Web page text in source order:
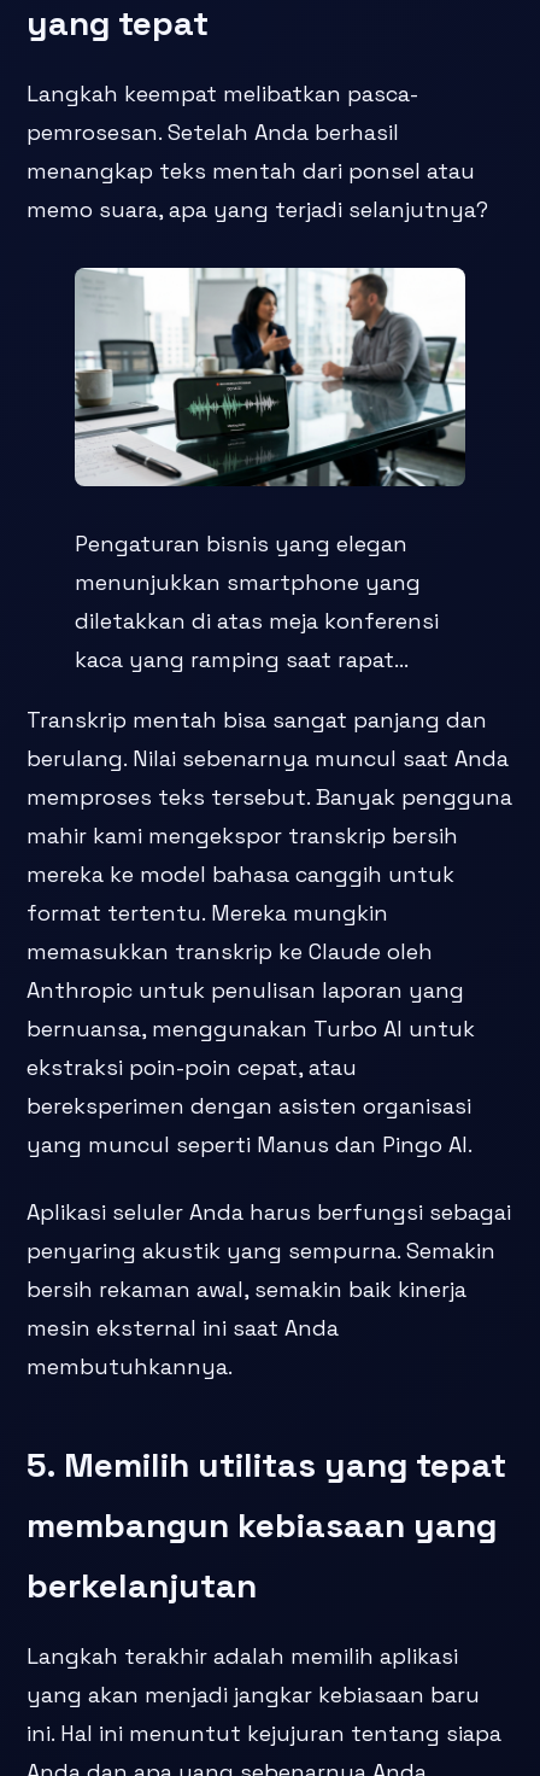
yang tepat
Langkah keempat melibatkan pasca-
pemrosesan. Setelah Anda berhasil
menangkap teks mentah dari ponsel atau
memo suara, apa yang terjadi selanjutnya?
Pengaturan bisnis yang elegan
menunjukkan smartphone yang
diletakkan di atas meja konferensi
kaca yang ramping saat rapat...
Transkrip mentah bisa sangat panjang dan
berulang. Nilai sebenarnya muncul saat Anda
memproses teks tersebut. Banyak pengguna
mahir kami mengekspor transkrip bersih
mereka ke model bahasa canggih untuk
format tertentu. Mereka mungkin
memasukkan transkrip ke Claude oleh
Anthropic untuk penulisan laporan yang
bernuansa, menggunakan Turbo AI untuk
ekstraksi poin-poin cepat, atau
bereksperimen dengan asisten organisasi
yang muncul seperti Manus dan Pingo AI.
Aplikasi seluler Anda harus berfungsi sebagai
penyaring akustik yang sempurna. Semakin
bersih rekaman awal, semakin baik kinerja
mesin eksternal ini saat Anda
membutuhkannya.
5. Memilih utilitas yang tepat
membangun kebiasaan yang
berkelanjutan
Langkah terakhir adalah memilih aplikasi
yang akan menjadi jangkar kebiasaan baru
ini. Hal ini menuntut kejujuran tentang siapa